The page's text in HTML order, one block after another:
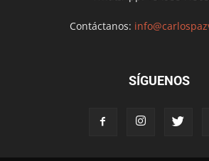
Contáctanos:
SÍGUENOS